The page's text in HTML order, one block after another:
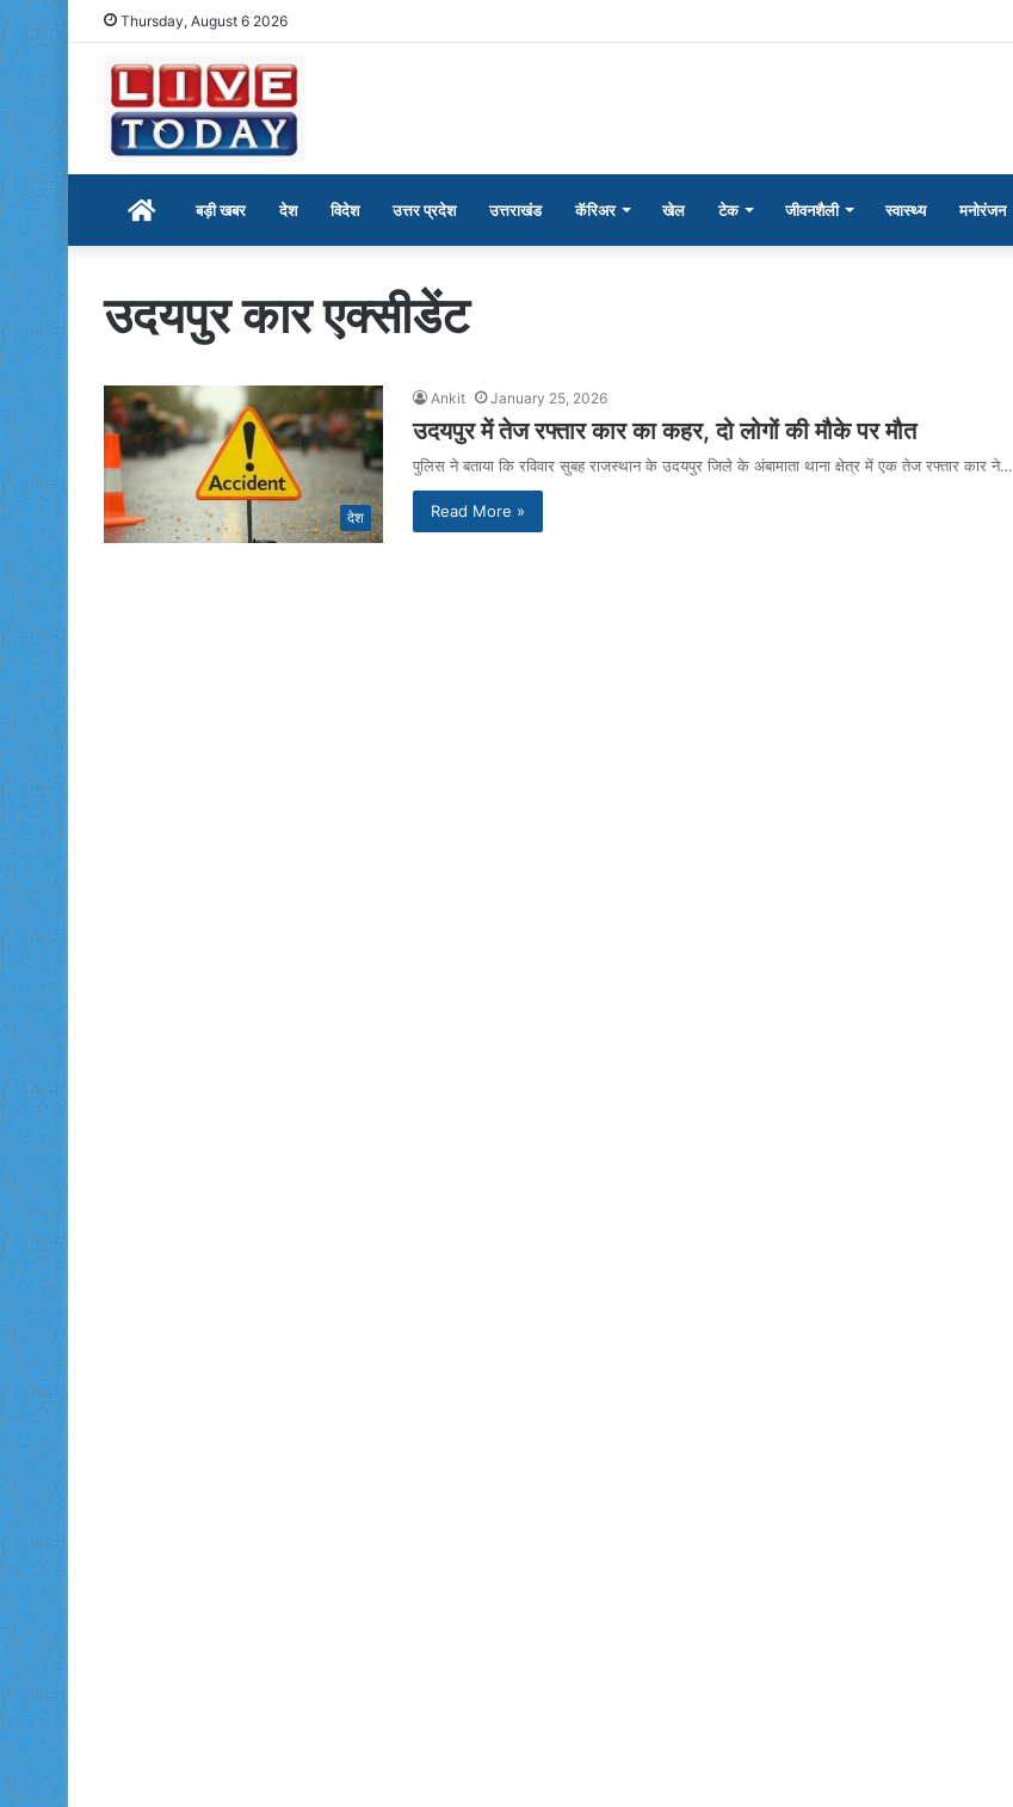
Thursday, August 6 2026
Homeबड़ी खबर देश विदेश उत्तर प्रदेश उत्तराखंड कॅरिअर खेल टेक जीवनशैली स्वास्थ्य मनोरंजन
उदयपुर कार एक्सीडेंट
देश
Ankit January 25, 2026
उदयपुर में तेज रफ्तार कार का कहर, दो लोगों की मौके पर मौत
पुलिस ने बताया कि रविवार सुबह राजस्थान के उदयपुर जिले के अंबामाता थाना क्षेत्र में एक तेज रफ्तार कार ने…
Read More »